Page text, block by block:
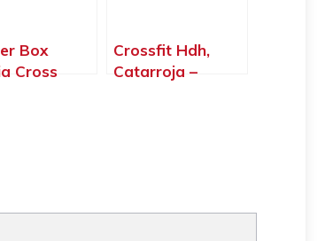
Box
Cross
Crossfit Hdh,
Catarroja –